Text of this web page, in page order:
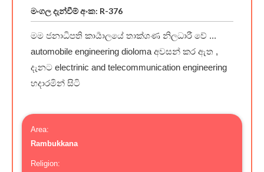
මංගල දැන්වීම් අංක: R-376
මම ජනාධිපති කාර්‍යාලයේ තාක්ශණ නිලධාරී වේ ...
automobile engineering dioloma අවසන් කර ඇත ,
දැනට electrinic and telecommunication engineering
හදාරමින් සිටි
Area:
Rambukkana
Religion: